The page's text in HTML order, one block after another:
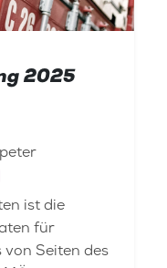
2025
ist die
für
von Seiten des